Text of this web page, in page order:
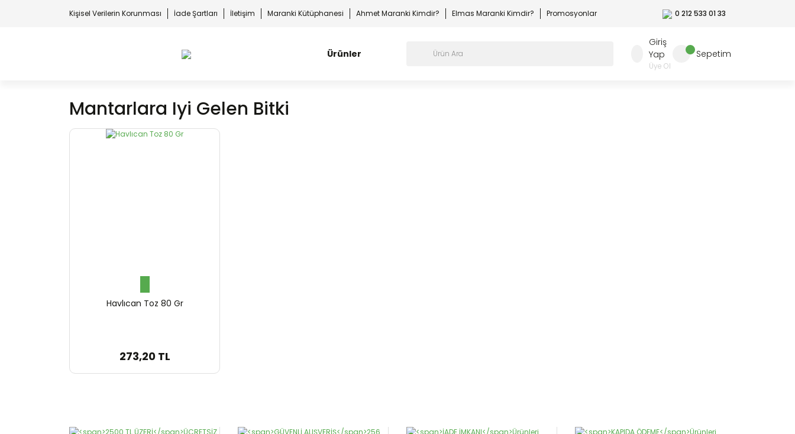
Kişisel Verilerin Korunması İade Şartları İletişim Maranki Kütüphanesi Ahmet Maranki Kimdir? Elmas Maranki Kimdir? Promosyonlar 0 212 533 01 33
Ürünler
Giriş
Yap
Üye Ol
Sepetim
Mantarlara Iyi Gelen Bitki
Havlıcan Toz 80 Gr
273,20 TL